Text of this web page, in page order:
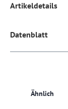
Artikeldetails
Datenblatt
Ähnlich